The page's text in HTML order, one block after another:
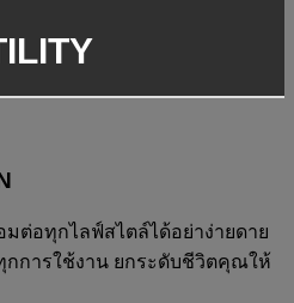
มต่อทุกไลฟ์สไตล์ได้อย่าง่ายดาย
การใช้งาน ยกระดับชีวิตคุณให้